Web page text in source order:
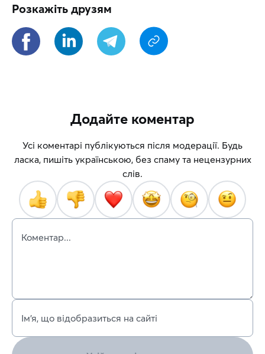
Розкажіть друзям
Додайте коментар
Усі коментарі публікуються після модерації. Будь
ласка, пишіть українською, без спаму та нецензурних
слів.
Коментар...
Ім’я, що відобразиться на сайті